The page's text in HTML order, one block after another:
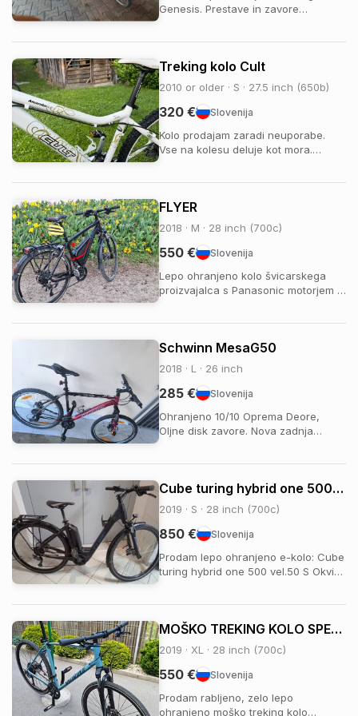
Genesis. Prestave in zavore
Treking kolo Cult
2010 or older · S · 27.5 inch (650b)
Slovenija
320 €
Kolo prodajam zaradi neuporabe.
Vse na kolesu deluje kot mora.
FLYER
2018 · M · 28 inch (700c)
Slovenija
550 €
Lepo ohranjeno kolo švicarskega
proizvajalca s Panasonic motorjem in
Schwinn MesaG50
2018 · L · 26 inch
Slovenija
285 €
Ohranjeno 10/10 Oprema Deore,
Oljne disk zavore. Nova zadnja
Cube turing hybrid one 500 vel.50 S
2019 · S · 28 inch (700c)
Slovenija
850 €
Prodam lepo ohranjeno e-kolo: Cube
turing hybrid one 500 vel.50 S Okvir:
Suntour Zadnji menjalnik: Shimano
Altus 9p Zavore: Shimano Velikost
obročev: ...
MOŠKO TREKING KOLO SPECIALIZED CROSSTRAIL SPORT XL
2019 · XL · 28 inch (700c)
Slovenija
550 €
Prodam rabljeno, zelo lepo
ohranjeno moško treking kolo